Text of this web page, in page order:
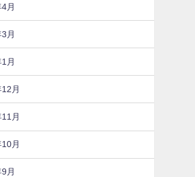
月
月
月
月
月
月
月